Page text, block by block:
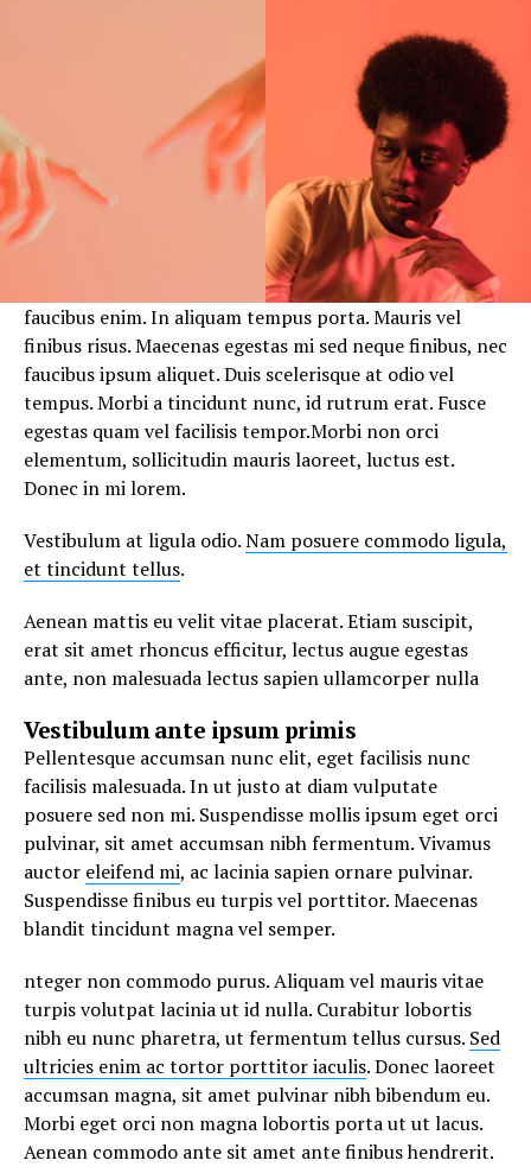
faucibus enim. In aliquam tempus porta. Mauris vel
finibus risus. Maecenas egestas mi sed neque finibus, nec
faucibus ipsum aliquet. Duis scelerisque at odio vel
tempus. Morbi a tincidunt nunc, id rutrum erat. Fusce
egestas quam vel facilisis tempor.Morbi non orci
elementum, sollicitudin mauris laoreet, luctus est.
Donec in mi lorem.
Vestibulum at ligula odio.Nam posuere commodo ligula,
et tincidunt tellus.
Aenean mattis eu velit vitae placerat. Etiam suscipit,
erat sit amet rhoncus efficitur, lectus augue egestas
ante, non malesuada lectus sapien ullamcorper nulla
Vestibulum ante ipsum primis
Pellentesque accumsan nunc elit, eget facilisis nunc
facilisis malesuada. In ut justo at diam vulputate
posuere sed non mi. Suspendisse mollis ipsum eget orci
pulvinar, sit amet accumsan nibh fermentum. Vivamus
auctor eleifend mi, ac lacinia sapien ornare pulvinar.
Suspendisse finibus eu turpis vel porttitor. Maecenas
blandit tincidunt magna vel semper.
nteger non commodo purus. Aliquam vel mauris vitae
turpis volutpat lacinia ut id nulla. Curabitur lobortis
nibh eu nunc pharetra, ut fermentum tellus cursus. Sed
ultricies enim ac tortor porttitor iaculis. Donec laoreet
accumsan magna, sit amet pulvinar nibh bibendum eu.
Morbi eget orci non magna lobortis porta ut ut lacus.
Aenean commodo ante sit amet ante finibus hendrerit.